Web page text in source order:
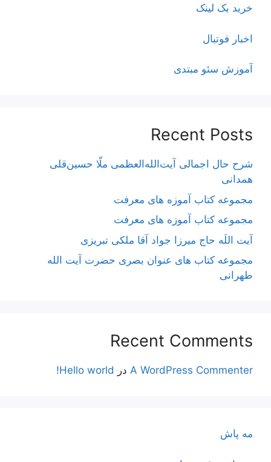
خرید بک لینک
اخبار فوتبال
آموزش سئو مبتدی
Recent Posts
شرح حال اجمالی آیت‌الله‌العظمی ملّا حسین‌قلی
همدانی
مجموعه کتاب آموزه های معرفت
مجموعه کتاب آموزه های معرفت
آیت اللَه حاج میرزا جواد آقا ملکی تبریزی
مجموعه کتاب های عنوان بصری حضرت آیت الله
طهرانی
Recent Comments
A WordPress Commenter در Hello world!
مه پاش